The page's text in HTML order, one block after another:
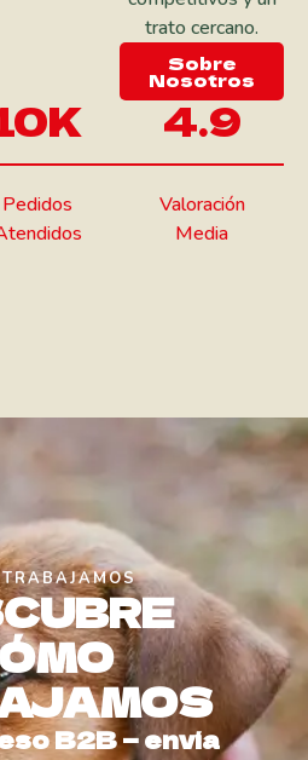
trato cercano.
Sobre
Nosotros
K
Pedidos
4.9
Valoración
Media
B2B — envía